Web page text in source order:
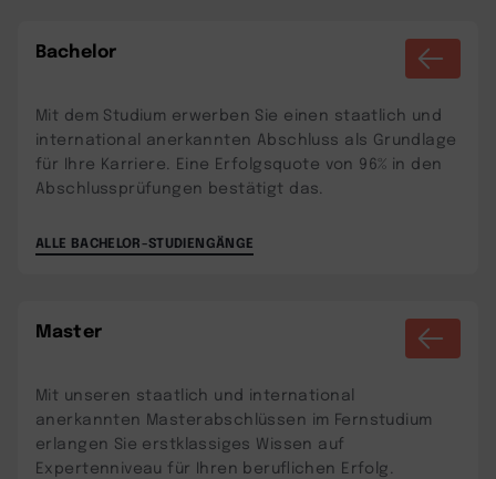
Bachelor
Mit dem Studium erwerben Sie einen staatlich und
international anerkannten Abschluss als Grundlage
für Ihre Karriere. Eine Erfolgsquote von 96% in den
Abschlussprüfungen bestätigt das.
ALLE BACHELOR-STUDIENGÄNGE
Master
Mit unseren staatlich und international
anerkannten Masterabschlüssen im Fernstudium
erlangen Sie erstklassiges Wissen auf
Expertenniveau für Ihren beruflichen Erfolg.